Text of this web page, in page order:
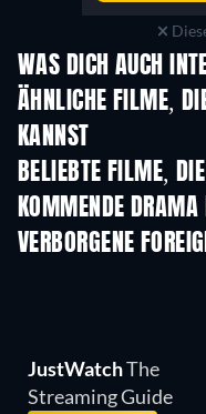
WAS DICH AUCH
ÄHNLICHE FILME,
KANNST
BELIEBTE FILME,
KOMMENDE DRAMA
VERBORGENE
JustWatchThe
Streaming Guide